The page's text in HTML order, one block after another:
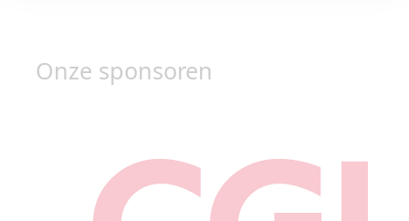
Onze sponsoren